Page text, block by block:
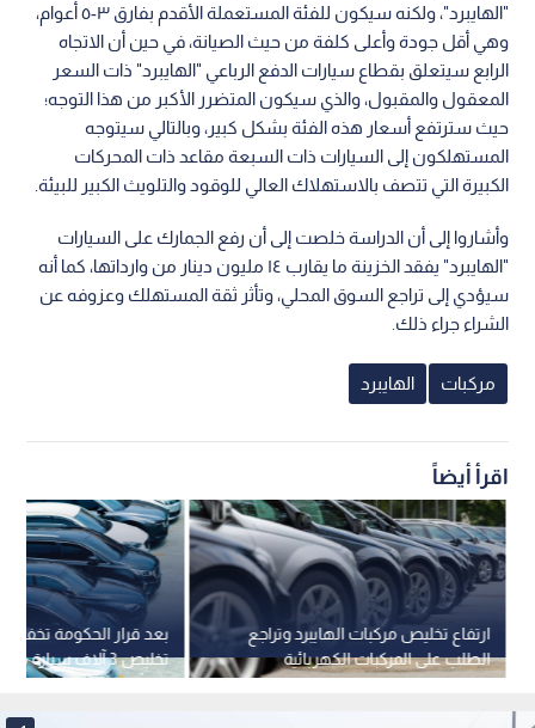
"الهايبرد"، ولكنه سيكون للفئة المستعملة الأقدم بفارق ٣-٥ أعوام،
وهي أقل جودة وأعلى كلفة من حيث الصيانة، في حين أن الاتجاه
الرابع سيتعلق بقطاع سيارات الدفع الرباعي "الهايبرد" ذات السعر
المعقول والمقبول، والذي سيكون المتضرر الأكبر من هذا التوجه؛
حيث سترتفع أسعار هذه الفئة بشكل كبير، وبالتالي سيتوجه
المستهلكون إلى السيارات ذات السبعة مقاعد ذات المحركات
الكبيرة التي تتصف بالاستهلاك العالي للوقود والتلويث الكبير للبيئة.
وأشاروا إلى أن الدراسة خلصت إلى أن رفع الجمارك على السيارات
"الهايبرد" يفقد الخزينة ما يقارب ١٤ مليون دينار من وارداتها، كما أنه
سيؤدي إلى تراجع السوق المحلي، وتأثر ثقة المستهلك وعزوفه عن
الشراء جراء ذلك.
مركبات الهايبرد
اقرأ أيضاً
بعد قرار الحكومة
تخليص 3 آلاف سيارة
في أسبوع واحد
ارتفاع تخليص مركبات الهايبرد وتراجع
الطلب على المركبات الكهربائية
والديزل بالنصف الأول من 2025